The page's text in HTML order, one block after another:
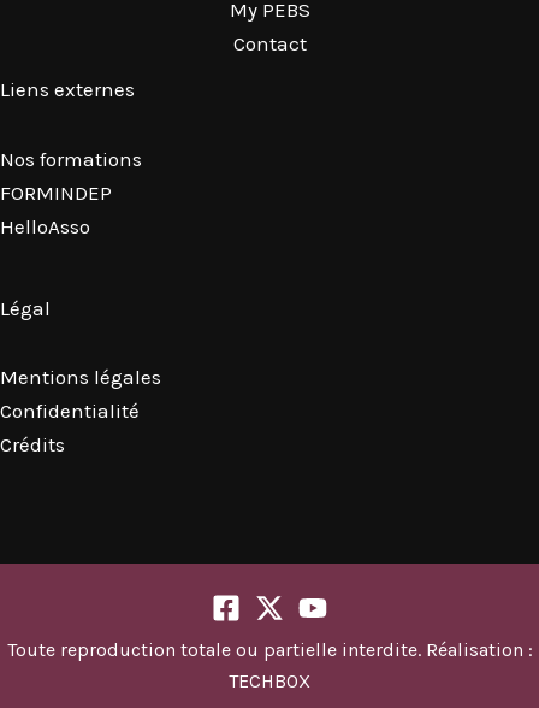
My PEBS
Contact
Liens externes
Nos formations
FORMINDEP
HelloAsso
Légal
Mentions légales
Confidentialité
Crédits
Toute reproduction totale ou partielle interdite. Réalisation :
TECHBOX